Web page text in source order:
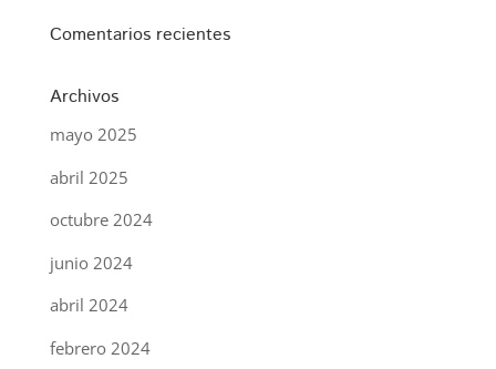
Comentarios recientes
Archivos
mayo 2025
abril 2025
octubre 2024
junio 2024
abril 2024
febrero 2024